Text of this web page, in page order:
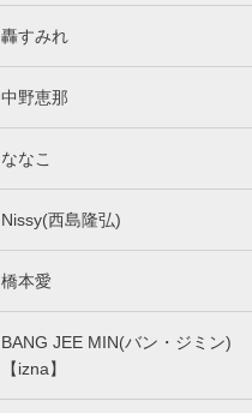
轟すみれ
中野恵那
ななこ
Nissy(西島隆弘)
橋本愛
BANG JEE MIN(バン・ジミン)
【izna】